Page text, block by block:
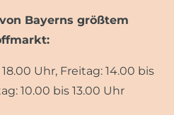
Bayerns größtem
Uhr, Freitag: 14.00 bis
10.00 bis 13.00 Uhr